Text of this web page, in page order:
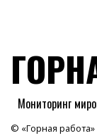
Мониторинг
© «Горная